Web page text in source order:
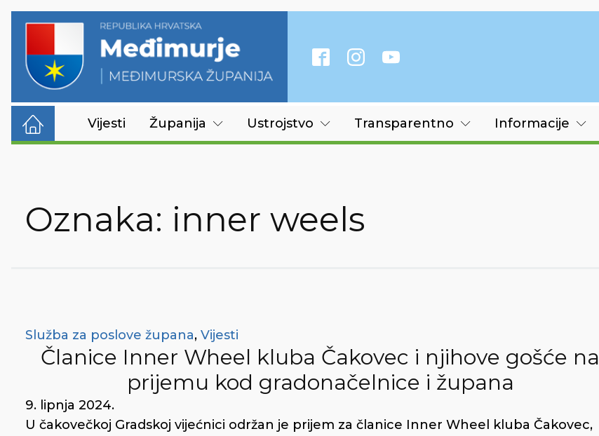
Vijesti Županija Ustrojstvo Transparentno Informacije
Oznaka: inner weels
Služba za poslove župana, Vijesti
Članice Inner Wheel kluba Čakovec i njihove gošće na
prijemu kod gradonačelnice i župana
9. lipnja 2024.
U čakovečkoj Gradskoj vijećnici održan je prijem za članice Inner Wheel kluba Čakovec,